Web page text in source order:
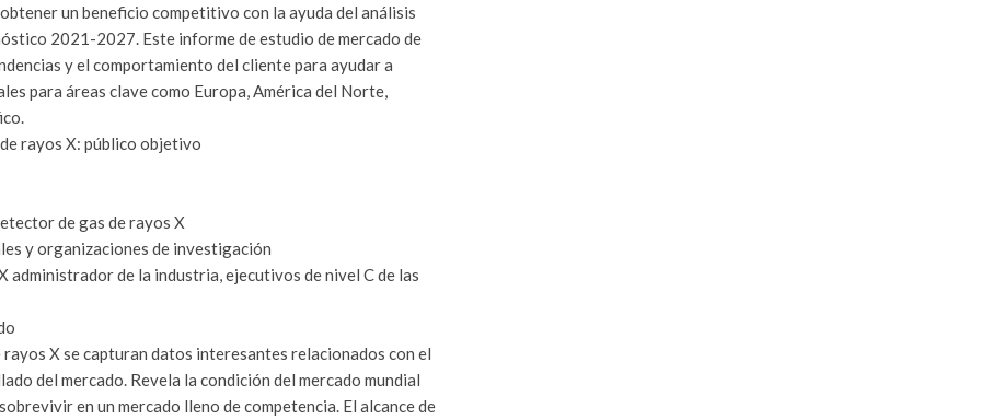
un beneficio competitivo con la ayuda del análisis
2021-2027. Este informe de estudio de mercado de
y el comportamiento del cliente para ayudar a
para áreas clave como Europa, América del Norte,
rayos X: público objetivo
de gas de rayos X
y organizaciones de investigación
de la industria, ejecutivos de nivel C de las
X se capturan datos interesantes relacionados con el
del mercado. Revela la condición del mercado mundial
en un mercado lleno de competencia. El alcance de